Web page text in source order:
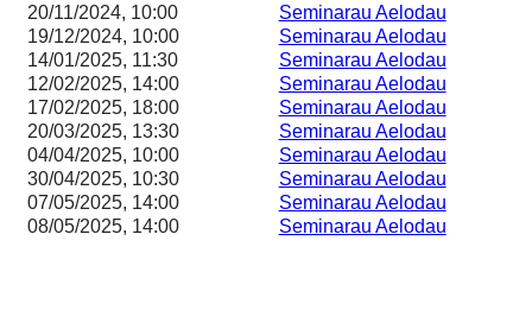
20/11/2024, 10:00
Seminarau Aelodau
19/12/2024, 10:00 Seminarau Aelodau
14/01/2025, 11:30 Seminarau Aelodau
12/02/2025, 14:00 Seminarau Aelodau
17/02/2025, 18:00 Seminarau Aelodau
20/03/2025, 13:30 Seminarau Aelodau
04/04/2025, 10:00 Seminarau Aelodau
30/04/2025, 10:30 Seminarau Aelodau
07/05/2025, 14:00 Seminarau Aelodau
08/05/2025, 14:00 Seminarau Aelodau